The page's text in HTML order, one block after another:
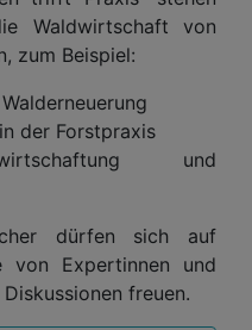
Waldwirtschaft von
zum Beispiel:
der Forstpraxis
und
dürfen sich auf
von Expertinnen und
freuen.